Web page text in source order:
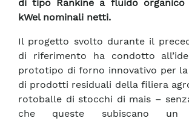
di tipo Rankine a fluido organico
kWel nominali netti.
Il progetto svolto durante il
di riferimento ha condotto
prototipo di forno innovativo per
di prodotti residuali della filiera
rotoballe di stocchi di mais –
che queste subiscano un